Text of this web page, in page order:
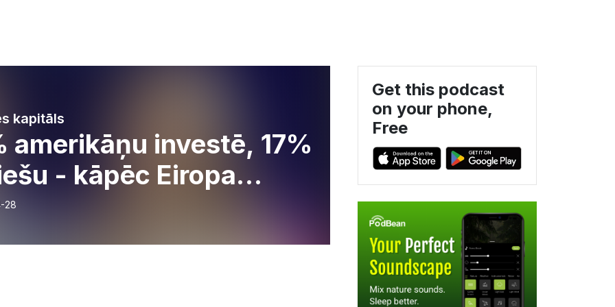
kapitāls
amerikāņu investē, 17%
- kāpēc Eiropa
un kā igauņi cenšas
28
Get this podcast
on your phone,
Free